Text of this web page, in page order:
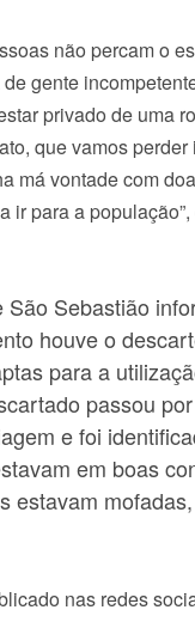
não percam o
gente
privado de uma
que vamos
má vontade com
ir para a
São Sebastião
houve o
para a
passou
e foi
em boas
estavam
nas redes